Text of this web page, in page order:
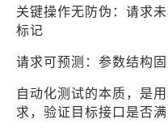
关键操作无防伪：请求
标记
请求可预测：参数结构
自动化测试的本质，是
求，验证目标接口是否